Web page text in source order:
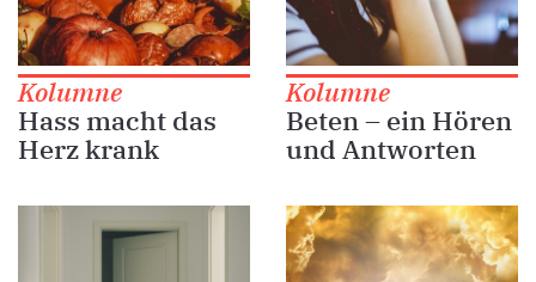
Kolumne
Hass macht das
Herz krank
Kolumne
Beten – ein Hören
und Antworten